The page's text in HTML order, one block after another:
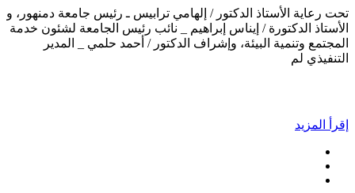
تحت رعاية الأستاذ الدكتور / إلهامي ترابيس ـ رئيس جامعة دمنهور، و
الأستاذ الدكتورة / إيناس إبراهيم _ نائب رئيس الجامعة لشئون خدمة
المجتمع وتنمية البيئة، وإشراف الدكتور / أحمد حلمي _ المدير
التنفيذي لم
إقرأ المزيد